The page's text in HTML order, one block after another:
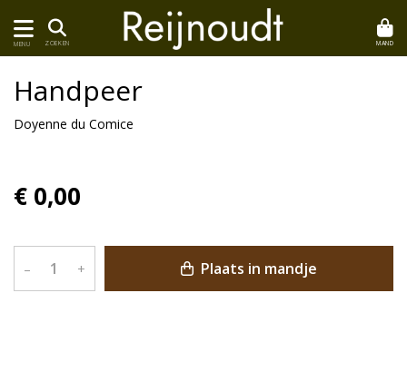
MENU ZOEKEN MAND
Handpeer
Doyenne du Comice
€ 0,00
– + Plaats in mandje